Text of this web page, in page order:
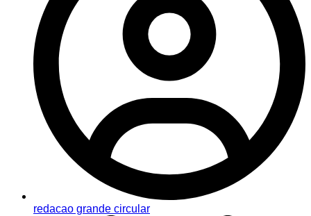
redacao grande circular